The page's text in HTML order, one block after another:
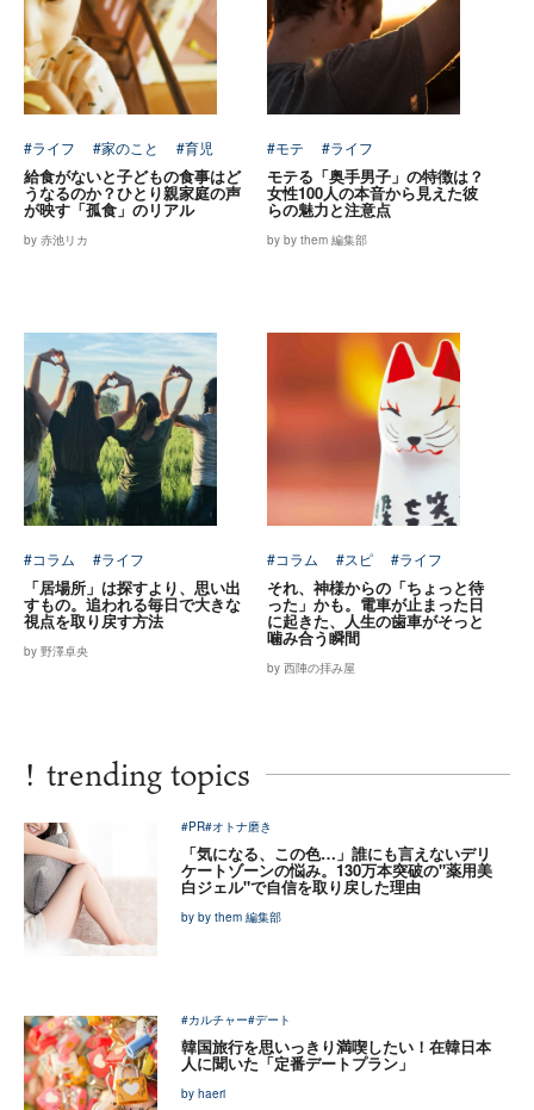
#ライフ #家のこと #育児
給食がないと子どもの食事はど
うなるのか？ひとり親家庭の声
が映す「孤食」のリアル
by 赤池リカ
#モテ #ライフ
モテる「奥手男子」の特徴は？
女性100人の本音から見えた彼
らの魅力と注意点
by by them 編集部
#コラム #ライフ
「居場所」は探すより、思い出
すもの。追われる毎日で大きな
視点を取り戻す方法
by 野澤卓央
#コラム #スピ #ライフ
それ、神様からの「ちょっと待
った」かも。電車が止まった日
に起きた、人生の歯車がそっと
噛み合う瞬間
by 西陣の拝み屋
! trending topics
#PR#オトナ磨き
「気になる、この色…」誰にも言えないデリ
ケートゾーンの悩み。130万本突破の"薬用美
白ジェル"で自信を取り戻した理由
by by them 編集部
#カルチャー#デート
韓国旅行を思いっきり満喫したい！在韓日本
人に聞いた「定番デートプラン」
by haeri